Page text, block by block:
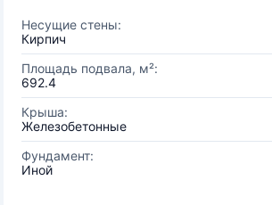
Несущие стены:
Кирпич
Площадь подвала, м²:
692.4
Крыша:
Железобетонные
Фундамент:
Иной